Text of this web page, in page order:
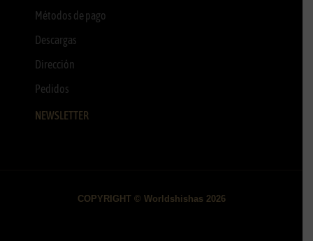
Métodos de pago
Descargas
Dirección
Pedidos
NEWSLETTER
COPYRIGHT © Worldshishas 2026